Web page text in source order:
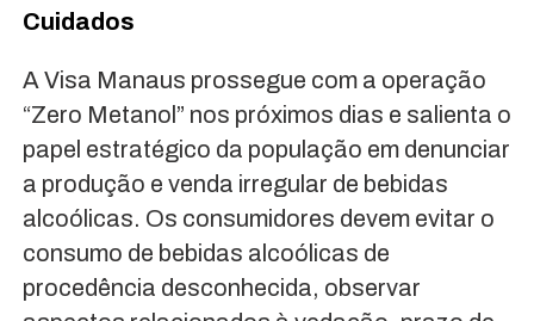
Cuidados
A Visa Manaus prossegue com a operação
“Zero Metanol” nos próximos dias e salienta o
papel estratégico da população em denunciar
a produção e venda irregular de bebidas
alcoólicas. Os consumidores devem evitar o
consumo de bebidas alcoólicas de
procedência desconhecida, observar